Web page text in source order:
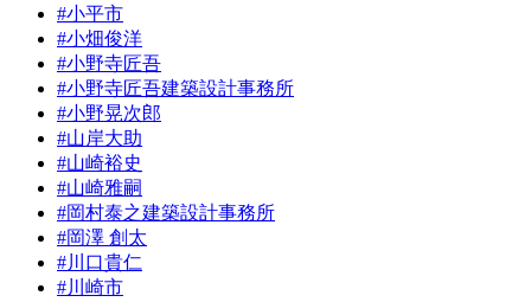
#小平市
#小畑俊洋
#小野寺匠吾
#小野寺匠吾建築設計事務所
#小野晃次郎
#山岸大助
#山崎裕史
#山崎雅嗣
#岡村泰之建築設計事務所
#岡澤 創太
#川口貴仁
#川崎市